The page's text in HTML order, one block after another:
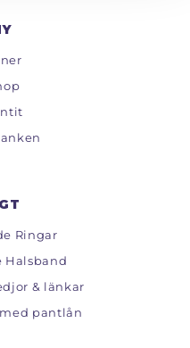
Ringar
Halsband
& länkar
med pantlån